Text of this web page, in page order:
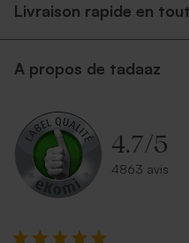
Livraison rapide en
A propos de tadaaz
4.7/5
4863 avis